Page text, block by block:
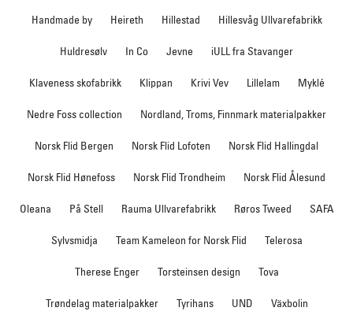
Handmade by Heireth Hillestad Hillesvåg Ullvarefabrikk
Huldresølv In Co Jevne iULL fra Stavanger
Klaveness skofabrikk Klippan Krivi Vev Lillelam Myklé
Nedre Foss collection Nordland, Troms, Finnmark materialpakker
Norsk Flid Bergen Norsk Flid Lofoten Norsk Flid Hallingdal
Norsk Flid Hønefoss Norsk Flid Trondheim Norsk Flid Ålesund
Oleana På Stell Rauma Ullvarefabrikk Røros Tweed SAFA
Sylvsmidja Team Kameleon for Norsk Flid Telerosa
Therese Enger Torsteinsen design Tova
Trøndelag materialpakker Tyrihans UND Växbolin